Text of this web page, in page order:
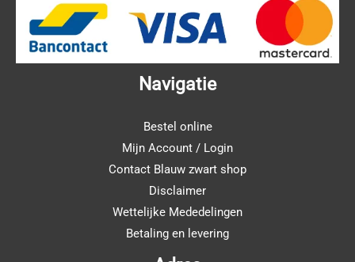
Navigatie
Bestel online
Mijn Account / Login
Contact Blauw zwart shop
Disclaimer
Wettelijke Mededelingen
Betaling en levering